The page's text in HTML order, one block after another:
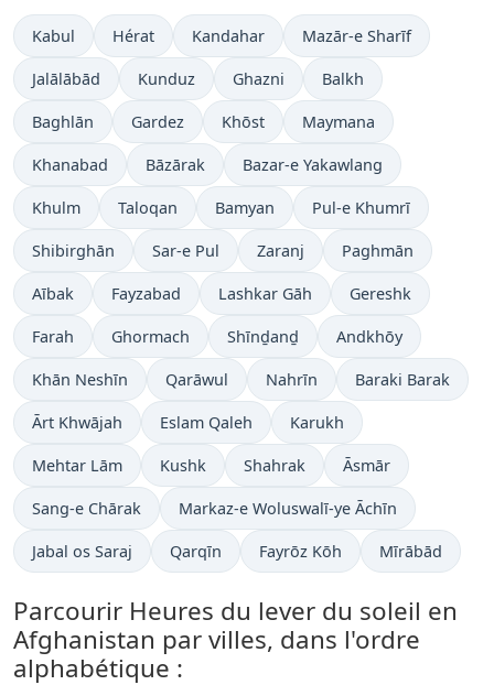
Kabul Hérat Kandahar Mazār-e Sharīf
Jalālābād Kunduz Ghazni Balkh
Baghlān Gardez Khōst Maymana
Khanabad Bāzārak Bazar-e Yakawlang
Khulm Taloqan Bamyan Pul-e Khumrī
Shibirghān Sar-e Pul Zaranj Paghmān
Aībak Fayzabad Lashkar Gāh Gereshk
Farah Ghormach Shīnḏanḏ Andkhōy
Khān Neshīn Qarāwul Nahrīn Baraki Barak
Ārt Khwājah Eslam Qaleh Karukh
Mehtar Lām Kushk Shahrak Āsmār
Sang-e Chārak Markaz-e Woluswalī-ye Āchīn
Jabal os Saraj Qarqīn Fayrōz Kōh Mīrābād
Parcourir Heures du lever du soleil en
Afghanistan par villes, dans l'ordre
alphabétique :